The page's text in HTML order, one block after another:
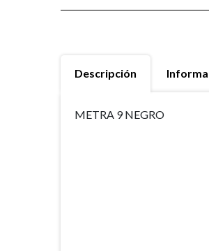
Descripción
METRA 9 NEGRO